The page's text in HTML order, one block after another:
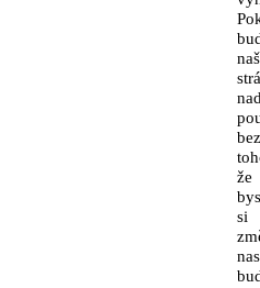
bez
že
si